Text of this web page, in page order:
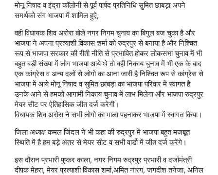
मोनू निषाद व इंद्रा कॉलोनी से पूर्व पार्षद प्रतिनिधि सुमित छाबड़ा अपने
समर्थको संग भाजपा में शामिल हुऐ,
वही विधायक शिव अरोरा बोले नगर निगम चुनाव का बिगुल बज चुका है और
भाजपा ने अपना प्रत्याशी विकास शर्मा को रुद्रपुर से बनाया है और निश्चित
रूप से भाजपा सरकार की रीती नीति से प्रभावित होकर लोकसभा चुनाव में भी
बहुत बड़ी संख्या में लोग भाजपा आये थे तो वही निकाय चुनाव में भी एक के बाद
एक कांग्रेस व अन्य दलों से लोगो का आना जारी है निश्चित रूप से कांग्रेस से
भाजपा में आये मोनू निषाद व सुमित छाबड़ा का भाजपा परिवार में स्वागत है
उनके आने से हमको आगामी निकाय चुनाव में लाभ मिलेगा और भाजपा रुद्रपुर
मेयर सीट पर ऐतिहासिक जीत दर्ज करेगी।
विधायक शिव अरोरा ने सभी लोगो का माला पहनाकर भाजपा में स्वागत किया।
जिला अध्यक्ष कमल जिंदल ने भी कहा की रुद्रपुर में भाजपा बहुत मजबूत
स्थिति में है हम बड़े अंतर से मेयर सीट व सभी वार्डो में जीत दर्ज करेंगे।
इस दौरान प्रभारी पुष्कर काला, नगर निगम रुद्रपुर प्रभारी व दर्जामंत्री
दीपक मेहरा, मेयर प्रत्याशी विकास शर्मा,अमित नारंग, जगदीश तनेजा, अनिल